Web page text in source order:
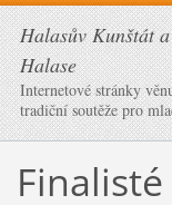
Halasův Kunštát
Halase
Internetové stránky
tradiční soutěže pro